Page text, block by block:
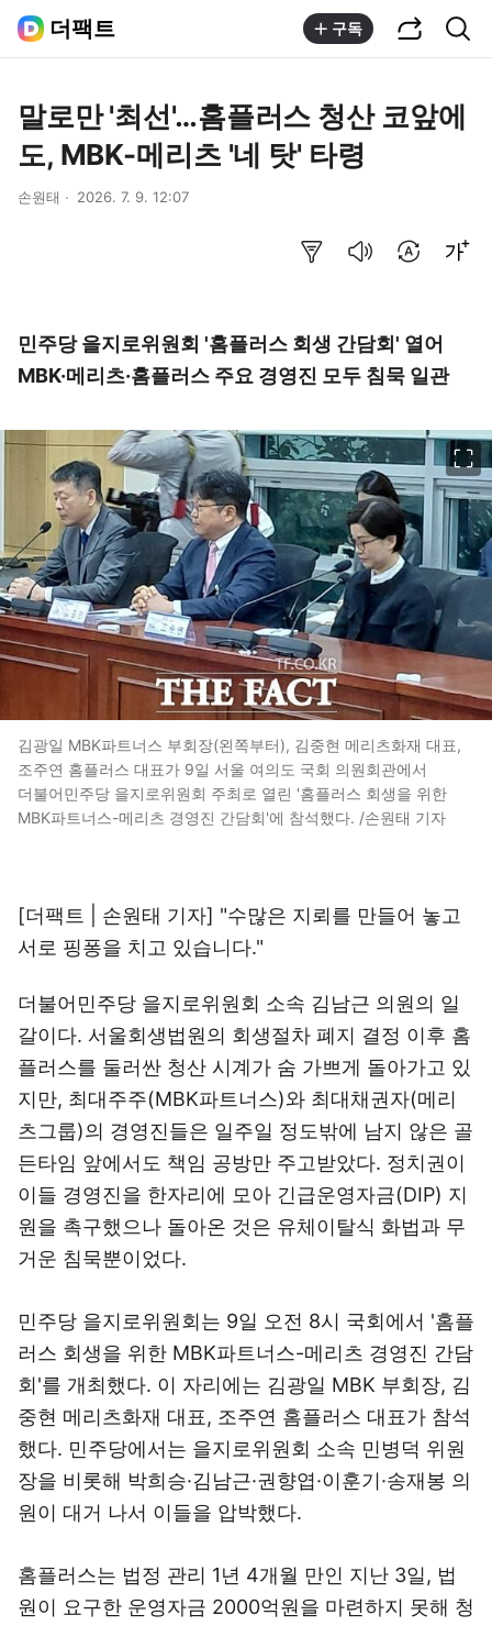
더팩트 구독
말로만 '최선'…홈플러스 청산 코앞에
도, MBK-메리츠 '네 탓' 타령
손원태 2026. 7. 9. 12:07
민주당 을지로위원회 '홈플러스 회생 간담회' 열어
MBK·메리츠·홈플러스 주요 경영진 모두 침묵 일관
김광일 MBK파트너스 부회장(왼쪽부터), 김중현 메리츠화재 대표,
조주연 홈플러스 대표가 9일 서울 여의도 국회 의원회관에서
더불어민주당 을지로위원회 주최로 열린 '홈플러스 회생을 위한
MBK파트너스-메리츠 경영진 간담회'에 참석했다. /손원태 기자
[더팩트 | 손원태 기자] "수많은 지뢰를 만들어 놓고
서로 핑퐁을 치고 있습니다."
더불어민주당 을지로위원회 소속 김남근 의원의 일
갈이다. 서울회생법원의 회생절차 폐지 결정 이후 홈
플러스를 둘러싼 청산 시계가 숨 가쁘게 돌아가고 있
지만, 최대주주(MBK파트너스)와 최대채권자(메리
츠그룹)의 경영진들은 일주일 정도밖에 남지 않은 골
든타임 앞에서도 책임 공방만 주고받았다. 정치권이
이들 경영진을 한자리에 모아 긴급운영자금(DIP) 지
원을 촉구했으나 돌아온 것은 유체이탈식 화법과 무
거운 침묵뿐이었다.
민주당 을지로위원회는 9일 오전 8시 국회에서 '홈플
러스 회생을 위한 MBK파트너스-메리츠 경영진 간담
회'를 개최했다. 이 자리에는 김광일 MBK 부회장, 김
중현 메리츠화재 대표, 조주연 홈플러스 대표가 참석
했다. 민주당에서는 을지로위원회 소속 민병덕 위원
장을 비롯해 박희승·김남근·권향엽·이훈기·송재봉 의
원이 대거 나서 이들을 압박했다.
홈플러스는 법정 관리 1년 4개월 만인 지난 3일, 법
원이 요구한 운영자금 2000억원을 마련하지 못해 청